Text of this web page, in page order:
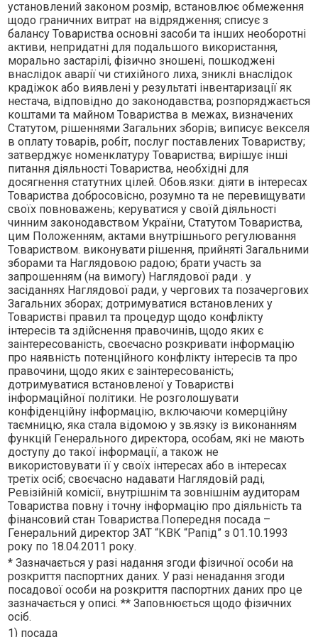
установлений законом розмiр, встановлює обмеження
щодо граничних витрат на вiдрядження; списує з
балансу Товариства основнi засоби та iнших необоротнi
активи, непридатнi для подальшого використання,
морально застарiлi, фiзично зношенi, пошкодженi
внаслiдок аварiї чи стихiйного лиха, зниклi внаслiдок
крадiжок або виявленi у результатi iнвентаризацiї як
нестача, вiдповiдно до законодавства; розпоряджається
коштами та майном Товариства в межах, визначених
Статутом, рiшеннями Загальних зборiв; виписує векселя
в оплату товарiв, робiт, послуг поставлених Товариству;
затверджує номенклатуру Товариства; вирiшує iншi
питання дiяльностi Товариства, необхiднi для
досягнення статутних цiлей. Обов.язки: дiяти в iнтересах
Товариства добросовiсно, розумно та не перевищувати
своїх повноважень; керуватися у своїй дiяльностi
чинним законодавством України, Статутом Товариства,
цим Положенням, актами внутрiшнього регулювання
Товариством. виконувати рiшення, прийнятi Загальними
зборами та Наглядовою радою; брати участь за
запрошенням (на вимогу) Наглядової ради . у
засiданнях Наглядової ради, у чергових та позачергових
Загальних зборах; дотримуватися встановлених у
Товариствi правил та процедур щодо конфлiкту
iнтересiв та здiйснення правочинiв, щодо яких є
заiнтересованiсть, своєчасно розкривати iнформацiю
про наявнiсть потенцiйного конфлiкту iнтересiв та про
правочини, щодо яких є заiнтересованiсть;
дотримуватися встановленої у Товариствi
iнформацiйної полiтики. Не розголошувати
конфiденцiйну iнформацiю, включаючи комерцiйну
таємницю, яка стала вiдомою у зв.язку iз виконанням
функцiй Генерального директора, особам, якi не мають
доступу до такої iнформацiї, а також не
використовувати її у своїх iнтересах або в iнтересах
третiх осiб; своєчасно надавати Наглядовiй радi,
Ревiзiйнiй комiсiї, внутрiшнiм та зовнiшнiм аудиторам
Товариства повну i точну iнформацiю про дiяльнiсть та
фiнансовий стан Товариства.Попередня посада –
Генеральний директор ЗАТ “КВК “Рапiд” з 01.10.1993
року по 18.04.2011 року.
* Зазначається у разі надання згоди фізичної особи на
розкриття паспортних даних. У разі ненадання згоди
посадової особи на розкриття паспортних даних про це
зазначається у описі. ** Заповнюється щодо фізичних
осіб.
1) посада